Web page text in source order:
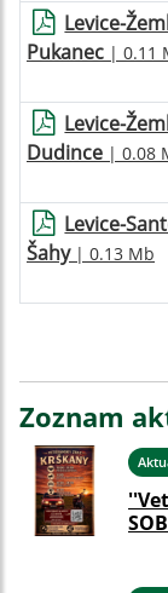
Levice-
Pukanec | 0.11
Levice-
Dudince | 0.08
Levice-
Šahy| 0.13 Mb
Zoznam